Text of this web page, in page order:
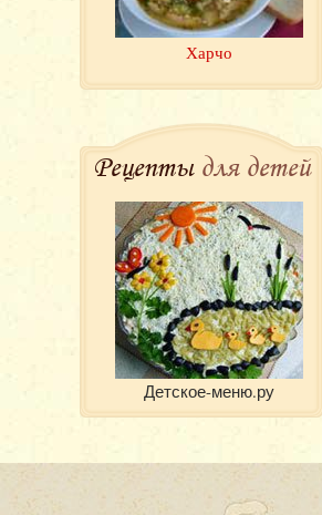
Харчо
Рецепты для детей
Детское-меню.ру